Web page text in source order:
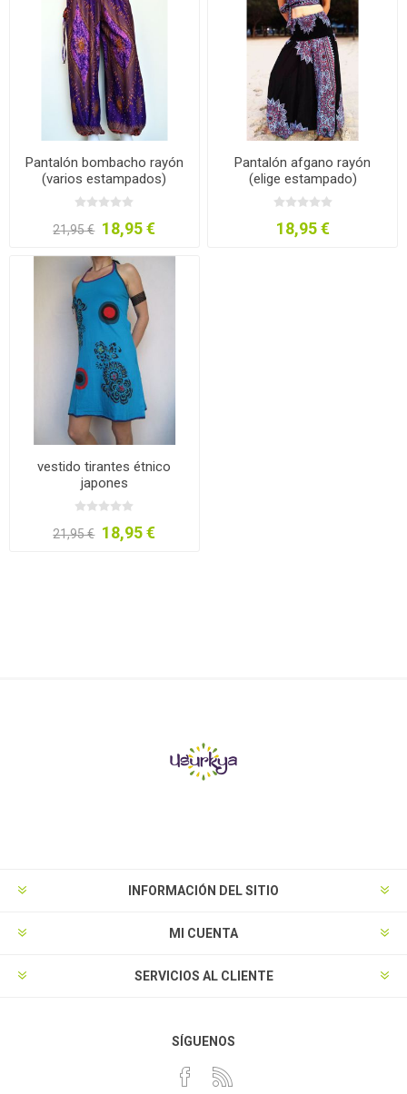
Pantalón bombacho rayón
(varios estampados)
21,95 € 18,95 €
Pantalón afgano rayón
(elige estampado)
18,95 €
vestido tirantes étnico
japones
21,95 € 18,95 €
INFORMACIÓN DEL SITIO
MI CUENTA
SERVICIOS AL CLIENTE
SÍGUENOS